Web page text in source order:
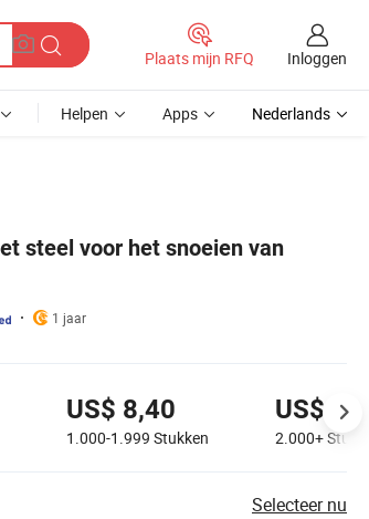
Plaats mijn RFQ Inloggen
Helpen Apps Nederlands
steel voor het snoeien van
1 jaar
US$ 8,40
1.000-1.999 Stukken
US$
2.000+
Selecteer nu